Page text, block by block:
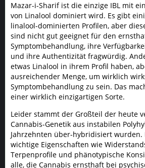
Mazar-i-Sharif ist die einzige IBL mit
von Linalool dominiert wird. Es gibt
linalool-dominierten Profilen, aber
sind nicht gut geeignet für den
Symptombehandlung, ihre
und ihre Authentizität fragwürdig.
etwas Linalool in ihrem Profil haben,
ausreichender Menge, um wirklich
Symptombehandlung zu sein. Das
einer wirklich einzigartigen Sorte.
Leider stammt der Großteil der heute
Cannabis-Genetik aus instabilen
Jahrzehnten über-hybridisiert wurden.
wichtige Eigenschaften wie
Terpenprofile und phänotypische
alle, die Cannabis ernsthaft bei